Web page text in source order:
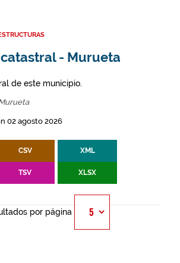
- Murueta
de este municipio.
02 agosto 2026
CSV XML
TSV XLSX
por página